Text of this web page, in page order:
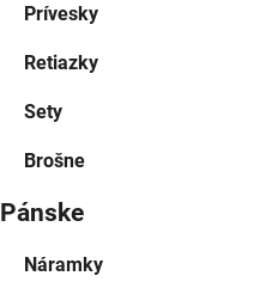
Prívesky
Retiazky
Sety
Brošne
Pánske
Náramky